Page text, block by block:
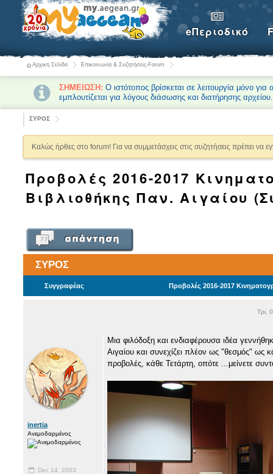
eΠεριοδικό
Αρχική Σελίδα Επικοινωνία & Συζητήσεις-Forum
ΣΗΜΕΙΩΣΗ: Ο ιστότοπος βρίσκεται σε λειτουργία μόνο
εμπλουτίζεται για λόγους διάσωσης και διατήρησης αρχείου.
ΣΥΡΟΣ
Καλώς ήρθες στο forum! Για να συμμετάσχεις στις συζητήσεις πρέπει να
Προβολές 2016-2017
Βιβλιοθήκης Παν. Αιγαίου
ΣΥΡΟΣ
Συγγραφέας Προβολές 2016-2017
Τρι,
inertia
Ανεμοδαρμένος
Dec 14, 2003
Μια φιλόδοξη και ενδιαφέρουσα ιδέα
Αιγαίου και συνεχίζει πλέον ως "θεσμός" ως
προβολές, κάθε Τετάρτη, οπότε ...μείνετε